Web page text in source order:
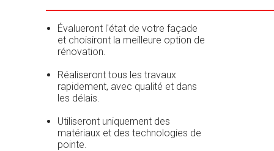
Évalueront l'état de votre façade
et choisiront la meilleure option de
rénovation.
Réaliseront tous les travaux
rapidement, avec qualité et dans
les délais.
Utiliseront uniquement des
matériaux et des technologies de
pointe.